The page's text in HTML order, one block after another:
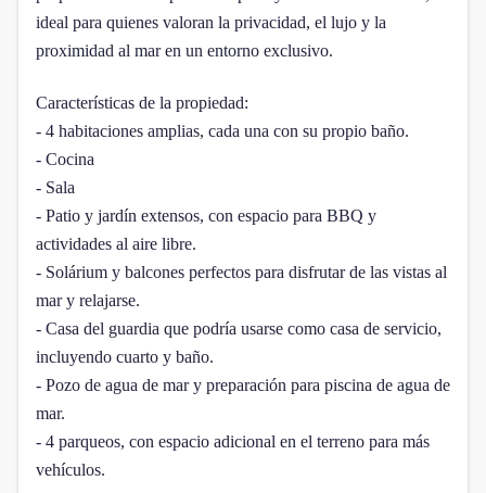
ideal para quienes valoran la privacidad, el lujo y la
proximidad al mar en un entorno exclusivo.
Características de la propiedad:
- 4 habitaciones amplias, cada una con su propio baño.
- Cocina
- Sala
- Patio y jardín extensos, con espacio para BBQ y
actividades al aire libre.
- Solárium y balcones perfectos para disfrutar de las vistas al
mar y relajarse.
- Casa del guardia que podría usarse como casa de servicio,
incluyendo cuarto y baño.
- Pozo de agua de mar y preparación para piscina de agua de
mar.
- 4 parqueos, con espacio adicional en el terreno para más
vehículos.